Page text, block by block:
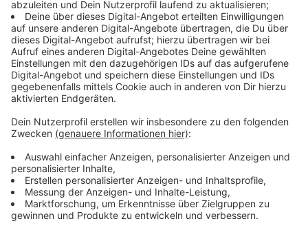
Sieg finanzielle Unterstützung beantragt haben:
"Wir wissen auch nach Rücksprache mit der IHK
Bonn/Rhein-Sieg und der Handwerkskammer
nicht genau, was die Flut für Auswirkungen hat
auf die Selbstständigkeit, ob viele aufgegeben
vom Markt weggegangen, sich umorientiert
hinter den Erwartungen zurück."
Der Kreis weist darauf hin, dass Unternehmen weiter
Wiederaufbauhilfen beantragen können, genau wie